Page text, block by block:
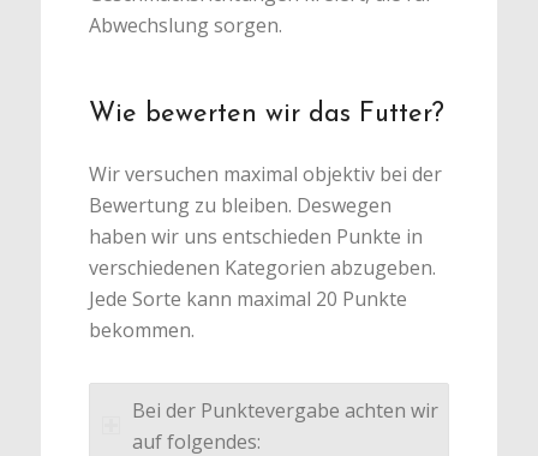
Abwechslung sorgen.
Wie bewerten wir das Futter?
Wir versuchen maximal objektiv bei der
Bewertung zu bleiben. Deswegen
haben wir uns entschieden Punkte in
verschiedenen Kategorien abzugeben.
Jede Sorte kann maximal 20 Punkte
bekommen.
Bei der Punktevergabe achten wir
auf folgendes: